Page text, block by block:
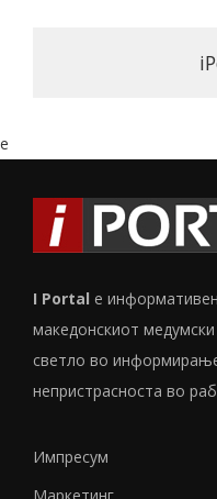
e
I Portal е
македонскиот
светло во
непристрасноста во
Импресум